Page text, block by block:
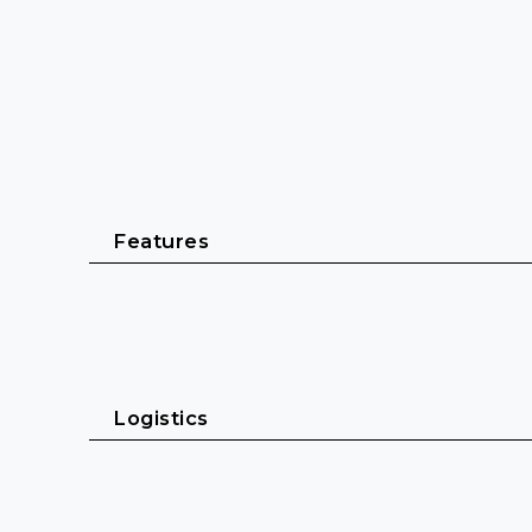
Features
For combination with the MZH goosenecks
Logistics